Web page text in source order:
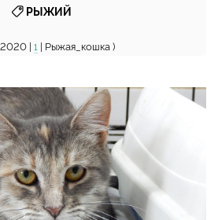
РЫЖИЙ
| 1 | Рыжая_кошка )